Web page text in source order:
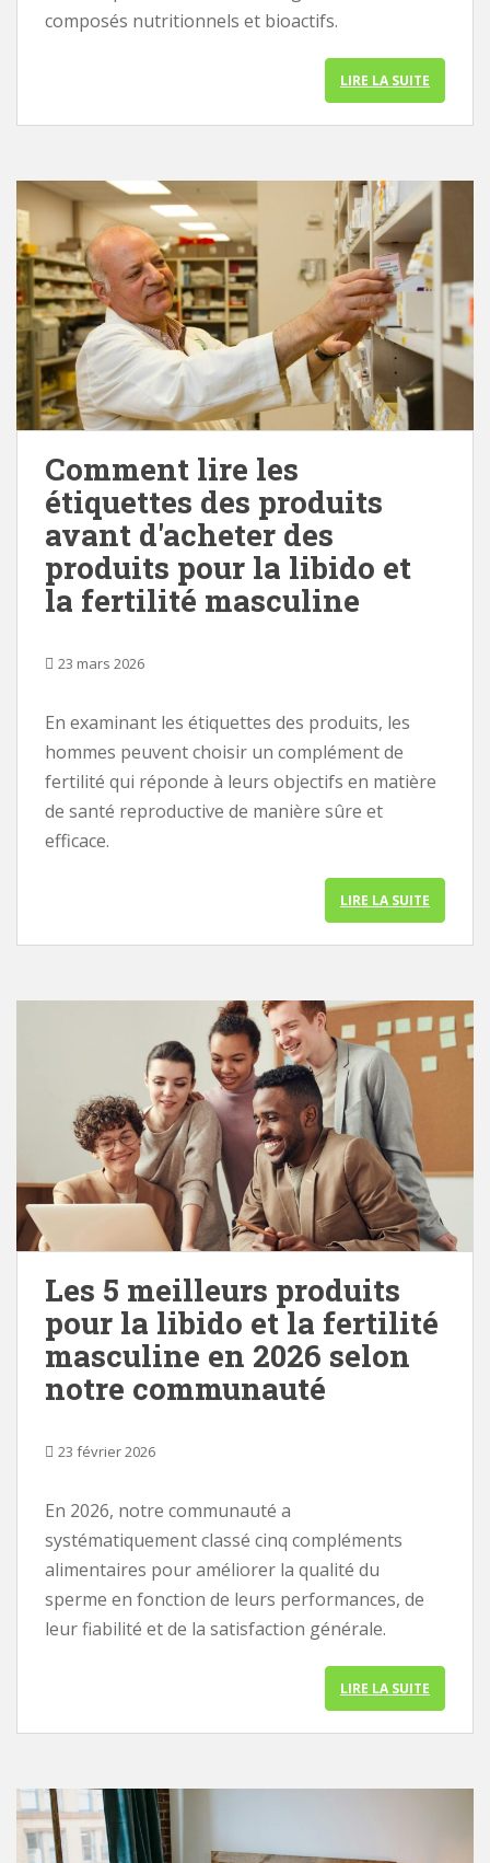
composés nutritionnels et bioactifs.
LIRE LA SUITE
Comment lire les
étiquettes des produits
avant d'acheter des
produits pour la libido et
la fertilité masculine
23 mars 2026
En examinant les étiquettes des produits, les
hommes peuvent choisir un complément de
fertilité qui réponde à leurs objectifs en matière
de santé reproductive de manière sûre et
efficace.
LIRE LA SUITE
Les 5 meilleurs produits
pour la libido et la fertilité
masculine en 2026 selon
notre communauté
23 février 2026
En 2026, notre communauté a
systématiquement classé cinq compléments
alimentaires pour améliorer la qualité du
sperme en fonction de leurs performances, de
leur fiabilité et de la satisfaction générale.
LIRE LA SUITE